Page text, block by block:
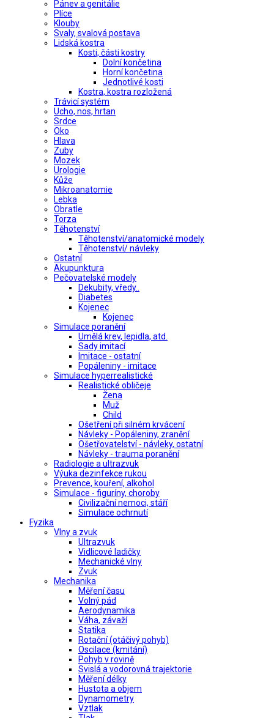
Pánev a genitálie
Plíce
Klouby
Svaly, svalová postava
Lidská kostra
Kosti, části kostry
Dolní končetina
Horní končetina
Jednotlivé kosti
Kostra, kostra rozložená
Trávicí systém
Ucho, nos, hrtan
Srdce
Oko
Hlava
Zuby
Mozek
Urologie
Kůže
Mikroanatomie
Lebka
Obratle
Torza
Těhotenství
Těhotenství/anatomické modely
Těhotenství/ návleky
Ostatní
Akupunktura
Pečovatelské modely
Dekubity, vředy..
Diabetes
Kojenec
Kojenec
Simulace poranění
Umělá krev, lepidla, atd.
Sady imitací
Imitace - ostatní
Popáleniny - imitace
Simulace hyperrealistické
Realistické obličeje
Žena
Muž
Child
Ošetření při silném krvácení
Návleky - Popáleniny, zranění
Ošetřovatelství - návleky, ostatní
Návleky - trauma poranění
Radiologie a ultrazvuk
Výuka dezinfekce rukou
Prevence, kouření, alkohol
Simulace - figuríny, choroby
Civilizační nemoci, stáří
Simulace ochrnutí
Fyzika
Vlny a zvuk
Ultrazvuk
Vidlicové ladičky
Mechanické vlny
Zvuk
Mechanika
Měření času
Volný pád
Aerodynamika
Váha, závaží
Statika
Rotační (otáčivý pohyb)
Oscilace (kmitání)
Pohyb v rovině
Svislá a vodorovná trajektorie
Měření délky
Hustota a objem
Dynamometry
Vztlak